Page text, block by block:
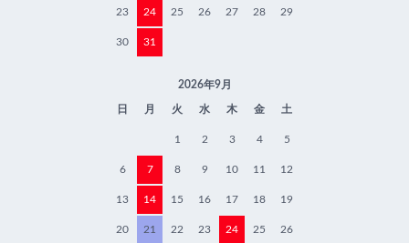
23 24 25 26 27 28 29
30 31
2026年9月
日 月 火 水 木 金 土
1 2 3 4 5
6 7 8 9 10 11 12
13 14 15 16 17 18 19
20 21 22 23 24 25 26